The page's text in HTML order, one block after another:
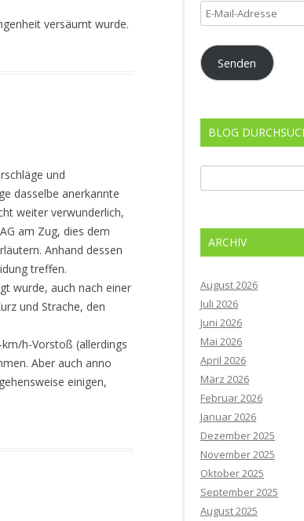
versäumt wurde.
und
dasselbe anerkannte
weiter verwunderlich,
am Zug, dies dem
Anhand dessen
treffen.
wurde, auch nach einer
und Strache, den
h-Vorstoß (allerdings
Aber auch anno
einigen,
E-
Mail-
Adresse
Senden
BLOG
nach:
ARCHIV
August 2026
Juli 2026
Juni 2026
Mai 2026
April 2026
März 2026
Februar 2026
Januar 2026
Dezember 2025
November 2025
Oktober 2025
September 2025
August 2025